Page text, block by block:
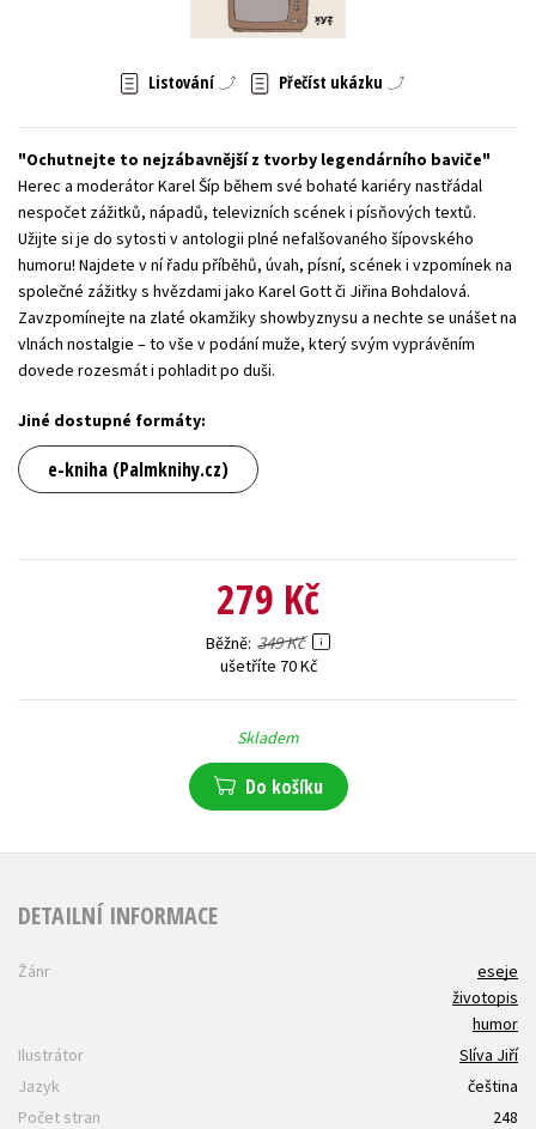
Zahraniční literatura
Všechny tituly
Listování Přečíst ukázku
Ochutnejte to nejzábavnější z tvorby legendárního baviče
Herec a moderátor Karel Šíp během své bohaté kariéry nastřádal
nespočet zážitků, nápadů, televizních scének i písňových textů.
Užijte si je do sytosti v antologii plné nefalšovaného šípovského
humoru! Najdete v ní řadu příběhů, úvah, písní, scének i vzpomínek na
společné zážitky s hvězdami jako Karel Gott či Jiřina Bohdalová.
Zavzpomínejte na zlaté okamžiky showbyznysu a nechte se unášet na
vlnách nostalgie – to vše v podání muže, který svým vyprávěním
dovede rozesmát i pohladit po duši.
Jiné dostupné formáty:
e-kniha (Palmknihy.cz)
279 Kč
Běžně 349 Kč
ušetříte 70 Kč
Skladem
Do košíku
DETAILNÍ INFORMACE
Žánr
eseje
životopis
humor
Ilustrátor
Slíva Jiří
Jazyk
čeština
Počet stran
248